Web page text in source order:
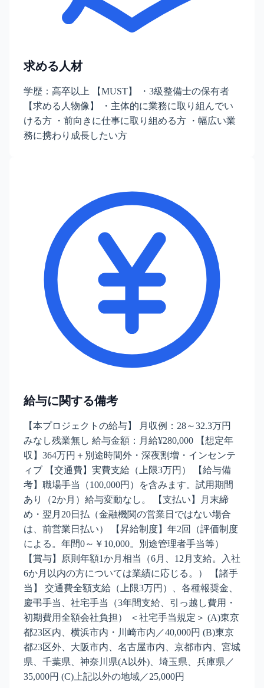
求める人材
学歴：高卒以上 【MUST】 ・3級整備士の保有者
【求める人物像】 ・主体的に業務に取り組んでい
ける方 ・前向きに仕事に取り組める方 ・幅広い業
務に携わり成長したい方
給与に関する備考
【本プロジェクトの給与】 月収例：28～32.3万円
みなし残業無し 給与金額：月給¥280,000 【想定年
収】364万円＋別途時間外・深夜割増・インセンテ
ィブ 【交通費】実費支給（上限3万円） 【給与備
考】職場手当（100,000円）を含みます。試用期間
あり（2か月）給与変動なし。 【支払い】月末締
め・翌月20日払（金融機関の営業日ではない場合
は、前営業日払い） 【昇給制度】年2回（評価制度
による。年間0～￥10,000。別途管理者手当等）
【賞与】原則年額1か月相当（6月、12月支給。入社
6か月以内の方については業績に応じる。） 【諸手
当】 交通費全額支給（上限3万円）、各種報奨金、
慶弔手当、社宅手当（3年間支給、引っ越し費用・
初期費用全額会社負担） ＜社宅手当規定＞ (A)東京
都23区内、横浜市内・川崎市内／40,000円 (B)東京
都23区外、大阪市内、名古屋市内、京都市内、宮城
県、千葉県、神奈川県(A以外)、埼玉県、兵庫県／
35,000円 (C)上記以外の地域／25,000円